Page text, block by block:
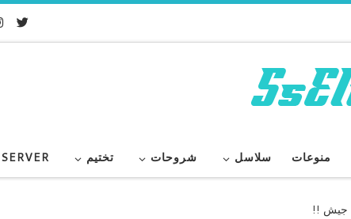
منوعات سلاسل شروحات تختيم